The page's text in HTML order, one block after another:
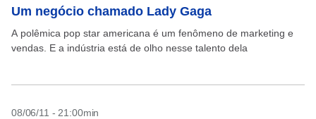
Um negócio chamado Lady Gaga
A polêmica pop star americana é um fenômeno de marketing e
vendas. E a indústria está de olho nesse talento dela
08/06/11 - 21:00min